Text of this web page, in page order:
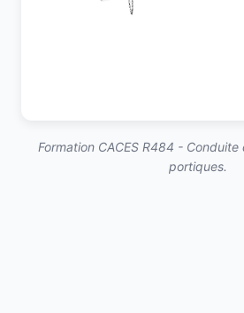
Formation CACES R484 -
portiques.